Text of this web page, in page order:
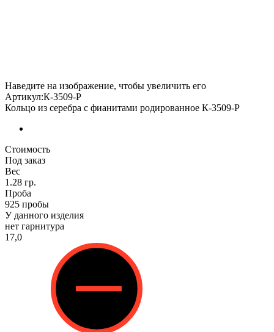
Наведите на изображение, чтобы увеличить его
Артикул:К-3509-Р
Кольцо из серебра с фианитами родированное К-3509-Р
Стоимость
Под заказ
Вес
1.28 гр.
Проба
925 пробы
У данного изделия
нет гарнитура
17,0